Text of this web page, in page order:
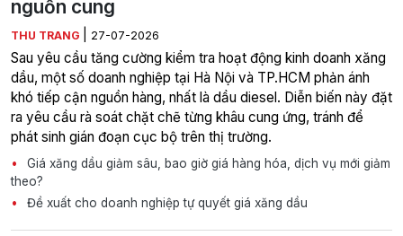
nguồn cung
THU TRANG 27-07-2026
Sau yêu cầu tăng cường kiểm tra hoạt động kinh doanh xăng
dầu, một số doanh nghiệp tại Hà Nội và TP.HCM phản ánh
khó tiếp cận nguồn hàng, nhất là dầu diesel. Diễn biến này đặt
ra yêu cầu rà soát chặt chẽ từng khâu cung ứng, tránh để
phát sinh gián đoạn cục bộ trên thị trường.
Giá xăng dầu giảm sâu, bao giờ giá hàng hóa, dịch vụ mới giảm
theo?
Đề xuất cho doanh nghiệp tự quyết giá xăng dầu